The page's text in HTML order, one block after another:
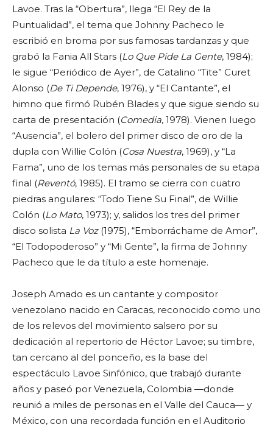
Lavoe. Tras la “Obertura”, llega “El Rey de la
Puntualidad”, el tema que Johnny Pacheco le
escribió en broma por sus famosas tardanzas y que
grabó la Fania All Stars (Lo Que Pide La Gente, 1984);
le sigue “Periódico de Ayer”, de Catalino “Tite” Curet
Alonso (De Ti Depende, 1976), y “El Cantante”, el
himno que firmó Rubén Blades y que sigue siendo su
carta de presentación (Comedia, 1978). Vienen luego
“Ausencia”, el bolero del primer disco de oro de la
dupla con Willie Colón (Cosa Nuestra, 1969), y “La
Fama”, uno de los temas más personales de su etapa
final (Reventó, 1985). El tramo se cierra con cuatro
piedras angulares: “Todo Tiene Su Final”, de Willie
Colón (Lo Mato, 1973); y, salidos los tres del primer
disco solista La Voz(1975), “Emborráchame de Amor”,
“El Todopoderoso” y “Mi Gente”, la firma de Johnny
Pacheco que le da título a este homenaje.
Joseph Amado es un cantante y compositor
venezolano nacido en Caracas, reconocido como uno
de los relevos del movimiento salsero por su
dedicación al repertorio de Héctor Lavoe; su timbre,
tan cercano al del ponceño, es la base del
espectáculo Lavoe Sinfónico, que trabajó durante
años y paseó por Venezuela, Colombia —donde
reunió a miles de personas en el Valle del Cauca— y
México, con una recordada función en el Auditorio